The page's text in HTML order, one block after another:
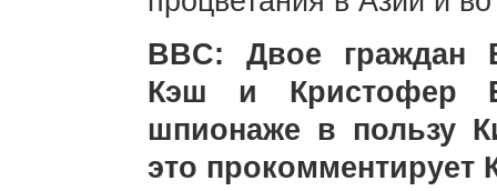
BBC: Двое граждан
Кэш и Кристофер
шпионаже в пользу
это прокомментирует